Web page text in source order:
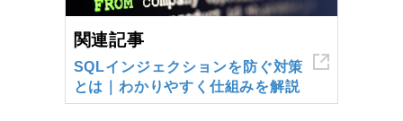
関連記事
SQLインジェクションを防ぐ対策
とは｜わかりやすく仕組みを解説